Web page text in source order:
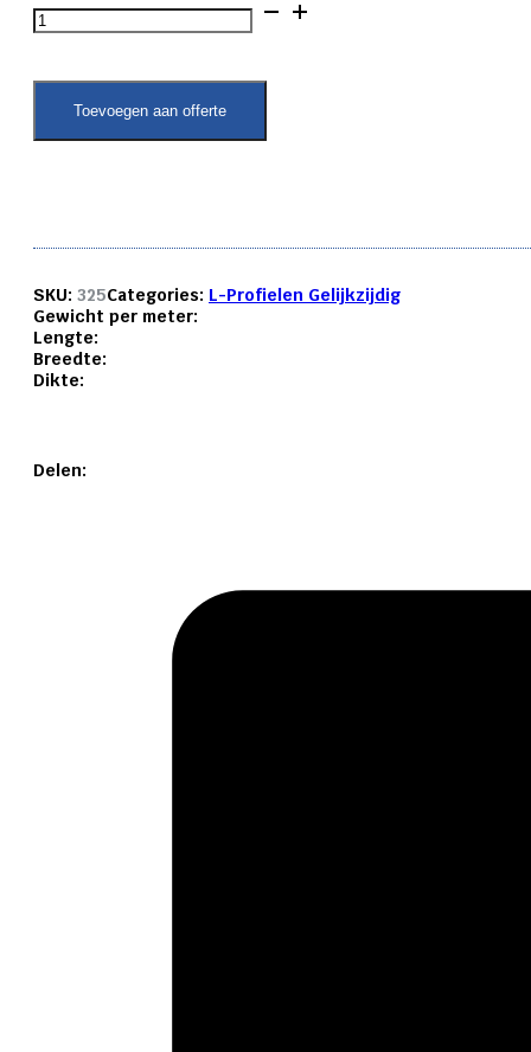
L-
profiel
-
50x50x6
aantal
Toevoegen aan offerte
SKU: 325Categories: L-Profielen Gelijkzijdig
Gewicht per meter:
Lengte:
Breedte:
Dikte:
Delen: